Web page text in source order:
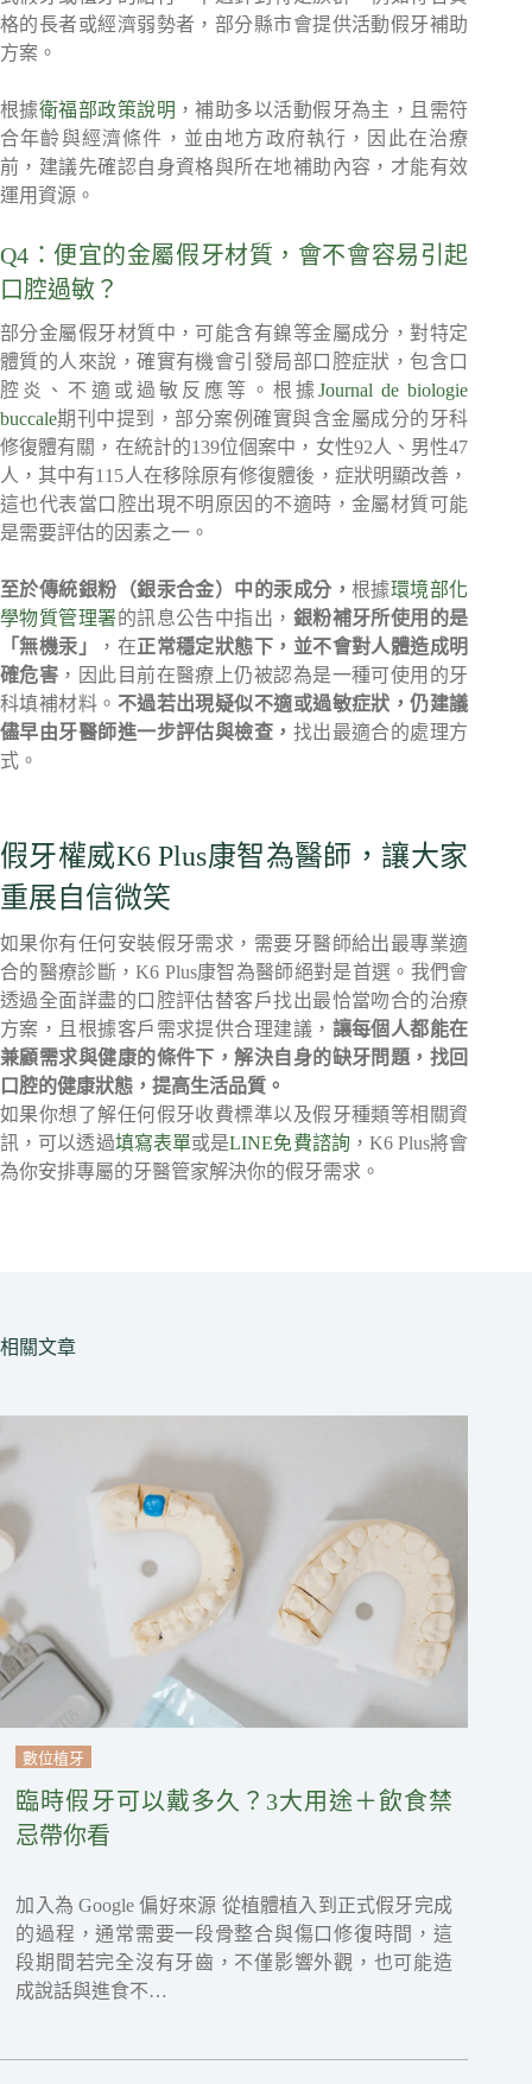
格的長者或經濟弱勢者，部分縣市會提供活動假牙補助
方案。
根據衛福部政策說明 ，補助多以活動假牙為主，且需符
合年齡與經濟條件，並由地方政府執行，因此在治療
前，建議先確認自身資格與所在地補助內容，才能有效
運用資源。
Q4：便宜的金屬假牙材質，會不會容易引起
口腔過敏？
部分金屬假牙材質中，可能含有鎳等金屬成分，對特定
體質的人來說，確實有機會引發局部口腔症狀，包含口
腔炎、不適或過敏反應等。根據 Journal de biologie
buccale期刊中提到，部分案例確實與含金屬成分的牙科
修復體有關，在統計的139位個案中，女性92人、男性47
人，其中有115人在移除原有修復體後，症狀明顯改善，
這也代表當口腔出現不明原因的不適時，金屬材質可能
是需要評估的因素之一。
至於傳統銀粉（銀汞合金）中的汞成分，根據環境部化
學物質管理署的訊息公告中指出， 銀粉補牙所使用的是
「無機汞」
，在正常穩定狀態下，並不會對人體造成明
確危害 ，因此目前在醫療上仍被認為是一種可使用的牙
科填補材料。 不過若出現疑似不適或過敏症狀，仍建議
儘早由牙醫師進一步評估與檢查， 找出最適合的處理方
式。
假牙權威K6 Plus康智為醫師，讓大家
重展自信微笑
如果你有任何安裝假牙需求，需要牙醫師給出最專業適
合的醫療診斷，K6 Plus康智為醫師絕對是首選。我們會
透過全面詳盡的口腔評估替客戶找出最恰當吻合的治療
方案，且根據客戶需求提供合理建議， 讓每個人都能在
兼顧需求與健康的條件下，解決自身的缺牙問題，找回
口腔的健康狀態，提高生活品質。
如果你想了解任何假牙收費標準以及假牙種類等相關資
訊，可以透過填寫表單或是LINE免費諮詢 ，K6 Plus將會
為你安排專屬的牙醫管家解決你的假牙需求。
相關文章
數位植牙
臨時假牙可以戴多久？3大用途＋飲食禁
忌帶你看
加入為 Google 偏好來源 從植體植入到正式假牙完成
的過程，通常需要一段骨整合與傷口修復時間，這
段期間若完全沒有牙齒，不僅影響外觀，也可能造
成說話與進食不…